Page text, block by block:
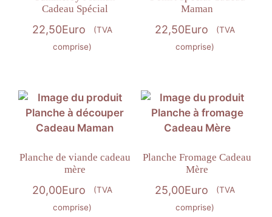
Cadeau Spécial
22,50Euro
(TVA
comprise)
Maman
22,50Euro
(TVA
comprise)
Planche de viande cadeau
mère
20,00Euro
(TVA
comprise)
Planche Fromage Cadeau
Mère
25,00Euro
(TVA
comprise)